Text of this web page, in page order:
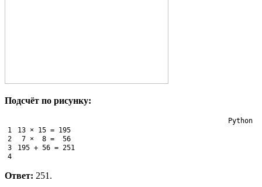
Подсчёт по рисунку:
Python
1
2
3
4
13 × 15 = 195
7 × 8 =
56
195 + 56 = 251
Ответ: 251.